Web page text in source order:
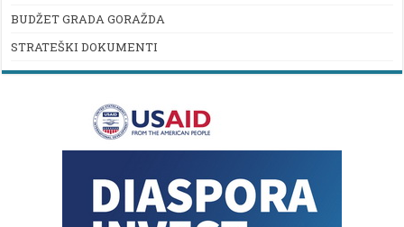
BUDŽET GRADA GORAŽDA
STRATEŠKI DOKUMENTI